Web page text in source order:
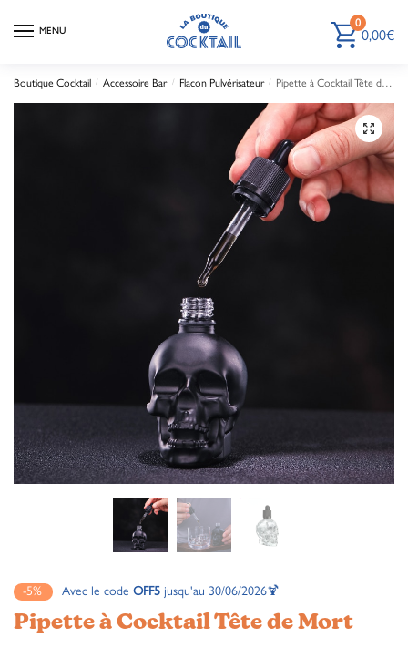
MENU
0
0,00€
Boutique Cocktail / Accessoire Bar / Flacon Pulvérisateur / Pipette à Cocktail Tête de Mort
🔍
-5% Avec le code OFF5 jusqu'au 30/06/2026🍹
Pipette à Cocktail Tête de Mort